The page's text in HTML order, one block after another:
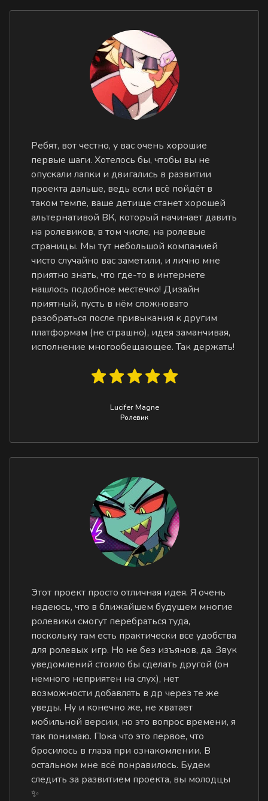
Ребят, вот честно, у вас очень хорошие
первые шаги. Хотелось бы, чтобы вы не
опускали лапки и двигались в развитии
проекта дальше, ведь если всё пойдёт в
таком темпе, ваше детище станет хорошей
альтернативой ВК, который начинает давить
на ролевиков, в том числе, на ролевые
страницы. Мы тут небольшой компанией
чисто случайно вас заметили, и лично мне
приятно знать, что где-то в интернете
нашлось подобное местечко! Дизайн
приятный, пусть в нём сложновато
разобраться после привыкания к другим
платформам (не страшно), идея заманчивая,
исполнение многообещающее. Так держать!
Lucifer Magne
Ролевик
Этот проект просто отличная идея. Я очень
надеюсь, что в ближайшем будущем многие
ролевики смогут перебраться туда,
поскольку там есть практически все удобства
для ролевых игр. Но не без изъянов, да. Звук
уведомлений стоило бы сделать другой (он
немного неприятен на слух), нет
возможности добавлять в др через те же
уведы. Ну и конечно же, не хватает
мобильной версии, но это вопрос времени, я
так понимаю. Пока что это первое, что
бросилось в глаза при ознакомлении. В
остальном мне всё понравилось. Будем
следить за развитием проекта, вы молодцы
✨